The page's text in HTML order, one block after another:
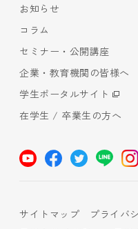
お知らせ
コラム
セミナー・公開講座
企業・教育機関の皆様へ
学生ポータルサイト
在学生 / 卒業生の方へ
サイトマップ
プライバ